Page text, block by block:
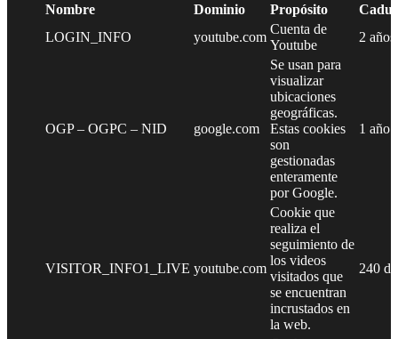
Nombre
Dominio Propósito
LOGIN_INFO
youtube.com
Cuenta de
Youtube
2 años
OGP – OGPC – NID google.com
Se usan para
visualizar
ubicaciones
geográficas.
Estas cookies
son
gestionadas
enteramente
por Google.
1 año
VISITOR_INFO1_LIVE youtube.com
Cookie que
realiza el
seguimiento de
los videos
visitados que
se encuentran
incrustados en
la web.
240